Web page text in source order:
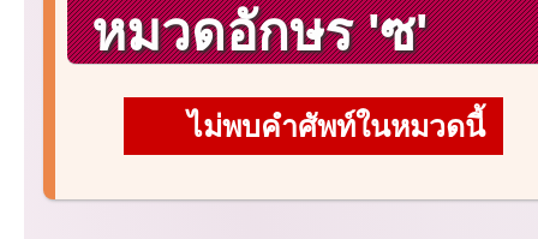
หมวดอักษร 'ซ'
ไม่พบคำศัพท์ในหมวดนี้